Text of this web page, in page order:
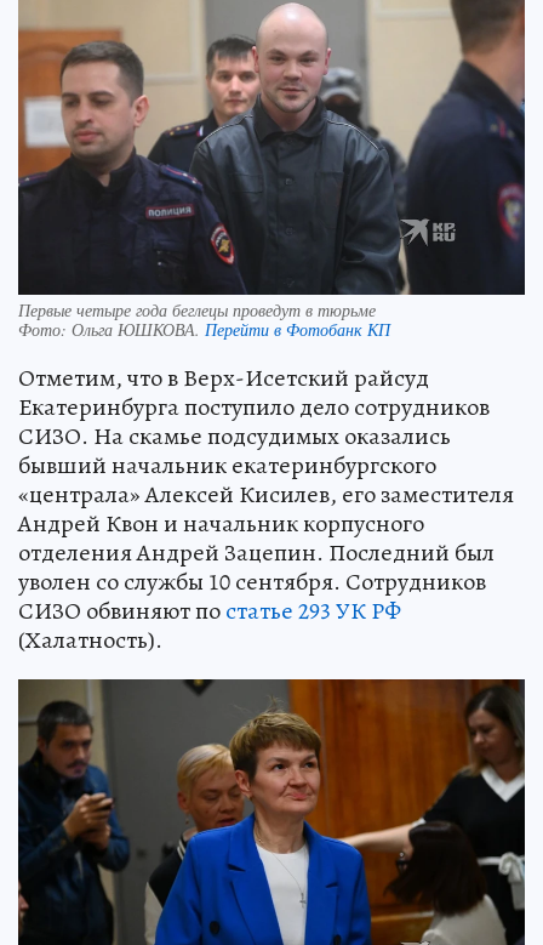
Первые четыре года беглецы проведут в тюрьме
Фото: Ольга ЮШКОВА. Перейти в Фотобанк КП
Отметим, что в Верх-Исетский райсуд
Екатеринбурга поступило дело сотрудников
СИЗО. На скамье подсудимых оказались
бывший начальник екатеринбургского
«централа» Алексей Кисилев, его заместителя
Андрей Квон и начальник корпусного
отделения Андрей Зацепин. Последний был
уволен со службы 10 сентября. Сотрудников
СИЗО обвиняют постатье 293 УК РФ
(Халатность).